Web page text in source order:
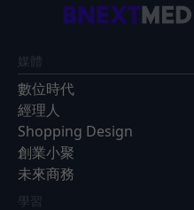
媒體
數位時代
經理人
Shopping Design
創業小聚
未來商務
學習